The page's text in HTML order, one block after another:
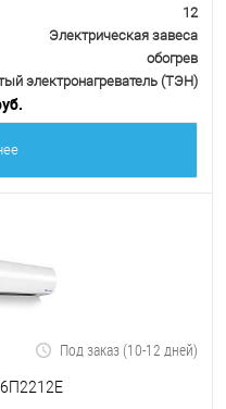
12
Электрическая завеса
обогрев
электронагреватель (ТЭН)
Под заказ (10-12 дней)